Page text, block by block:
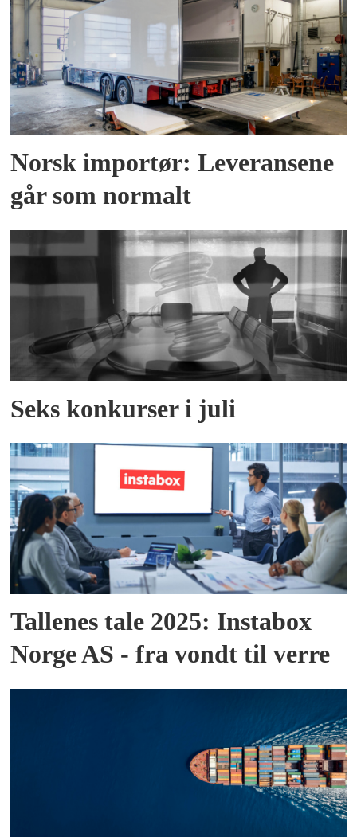
Norsk importør: Leveransene
går som normalt
Seks konkurser i juli
Tallenes tale 2025: Instabox
Norge AS - fra vondt til verre